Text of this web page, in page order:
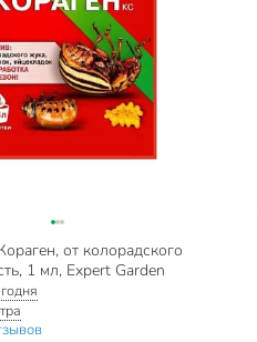
от колорадского
1 мл, Expert Garden